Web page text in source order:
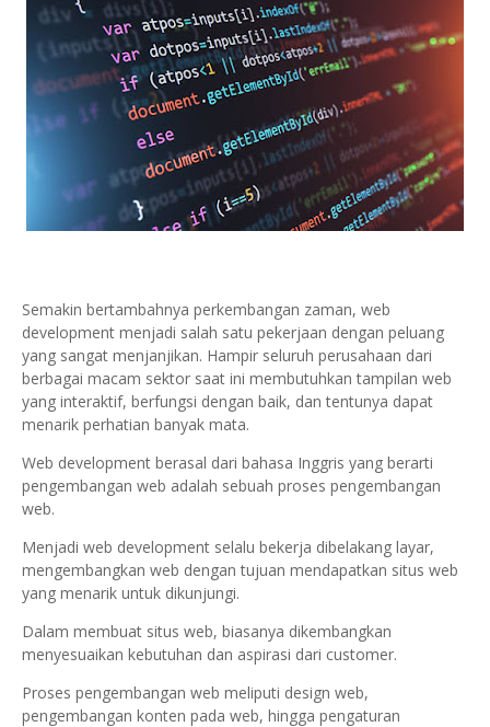
Semakin bertambahnya perkembangan zaman, web
development menjadi salah satu pekerjaan dengan peluang
yang sangat menjanjikan. Hampir seluruh perusahaan dari
berbagai macam sektor saat ini membutuhkan tampilan web
yang interaktif, berfungsi dengan baik, dan tentunya dapat
menarik perhatian banyak mata.
Web development berasal dari bahasa Inggris yang berarti
pengembangan web adalah sebuah proses pengembangan
web.
Menjadi web development selalu bekerja dibelakang layar,
mengembangkan web dengan tujuan mendapatkan situs web
yang menarik untuk dikunjungi.
Dalam membuat situs web, biasanya dikembangkan
menyesuaikan kebutuhan dan aspirasi dari customer.
Proses pengembangan web meliputi design web,
pengembangan konten pada web, hingga pengaturan